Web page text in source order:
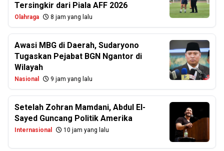
Tersingkir dari Piala AFF 2026
Olahraga 8 jam yang lalu
Awasi MBG di Daerah, Sudaryono
Tugaskan Pejabat BGN Ngantor di
Wilayah
Nasional 9 jam yang lalu
Setelah Zohran Mamdani, Abdul El-
Sayed Guncang Politik Amerika
Internasional 10 jam yang lalu